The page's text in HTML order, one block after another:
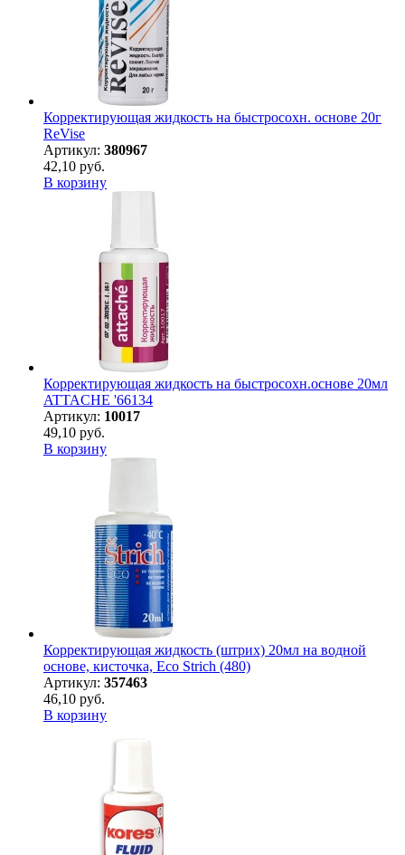
Корректирующая жидкость на быстросохн. основе 20г
ReVise
Артикул: 380967
42,10 руб.
В корзину
Корректирующая жидкость на быстросохн.основе 20мл
ATTACHE '66134
Артикул: 10017
49,10 руб.
В корзину
Корректирующая жидкость (штрих) 20мл на водной
основе, кисточка, Eco Strich (480)
Артикул: 357463
46,10 руб.
В корзину